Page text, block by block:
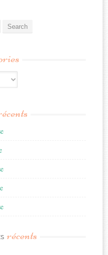
récents